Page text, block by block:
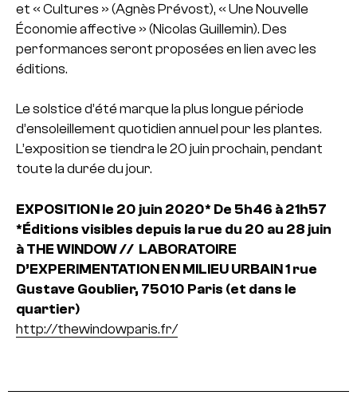
et « Cultures » (Agnès Prévost), « Une Nouvelle
Économie affective » (Nicolas Guillemin). Des
performances seront proposées en lien avec les
éditions.
Le solstice d’été marque la plus longue période
d’ensoleillement quotidien annuel pour les plantes.
L’exposition se tiendra le 20 juin prochain, pendant
toute la durée du jour.
EXPOSITION le 20 juin 2020* De 5h46 à 21h57
*Éditions visibles depuis la rue du 20 au 28 juin
à THE WINDOW // LABORATOIRE
D’EXPERIMENTATION EN MILIEU URBAIN1 rue
Gustave Goublier, 75010 Paris (et dans le
quartier)
http://thewindowparis.fr/